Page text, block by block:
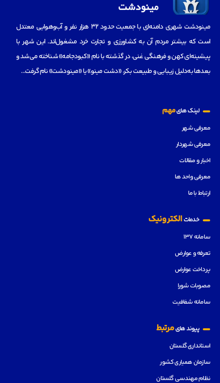
مینودشت شهری دامنه‌ای با جمعیت حدود ۳۲ هزار نفر و آب‌و‌هوایی معتدل
است که بیشتر مردم آن به کشاورزی و تجارت خرد مشغول‌اند. این شهر با
پیشینه‌ای کهن و فرهنگی غنی، در گذشته با نام «کبودجامه» شناخته می‌شد و
بعدها به‌دلیل زیبایی و طبیعت بکر، «دشت مینو» یا «مینودشت» نام گرفت…
لینک هایمهم
معرفی شهر
معرفی شهردار
اخبار و مقالات
معرفی واحد ها
ارتباط با ما
خدماتالکترونیک
سامانه ۱۳۷
تعرفه و عوارض
پرداخت عوارض
مصوبات شورا
سامانه شفافیت
پیوند هایمرتبط
استانداری گلستان
سازمان همیاری کشور
نظام مهندسی گلستان